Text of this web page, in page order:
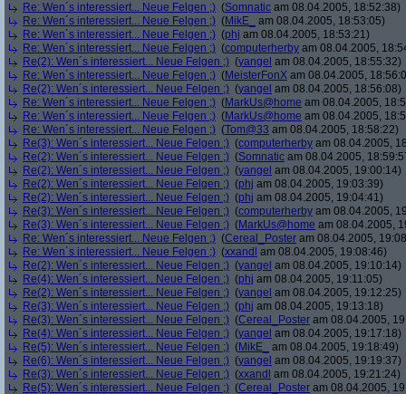
Re: Wen´s interessiert... Neue Felgen ;) (Somnatic am 08.04.2005, 18:52:38)
Re: Wen´s interessiert... Neue Felgen ;) (MikE_
am 08.04.2005, 18:53:05)
Re: Wen´s interessiert... Neue Felgen ;) (phj am 08.04.2005, 18:53:21)
Re: Wen´s interessiert... Neue Felgen ;) (computerherby am 08.04.2005,
Re(2): Wen´s interessiert... Neue Felgen ;) (yangel am 08.04.2005, 18:55:32)
Re: Wen´s interessiert... Neue Felgen ;) (MeisterFonX am 08.04.2005,
Re(2): Wen´s interessiert... Neue Felgen ;) (yangel am 08.04.2005, 18:56:08)
Re: Wen´s interessiert... Neue Felgen ;) (MarkUs@home am 08.04.2005,
Re: Wen´s interessiert... Neue Felgen ;) (MarkUs@home am 08.04.2005,
Re: Wen´s interessiert... Neue Felgen ;) (Tom@33 am 08.04.2005, 18:58:22)
Re(3): Wen´s interessiert... Neue Felgen ;) (computerherby am 08.04.2005,
Re(2): Wen´s interessiert... Neue Felgen ;) (Somnatic am 08.04.2005,
Re(2): Wen´s interessiert... Neue Felgen ;) (yangel am 08.04.2005, 19:00:14)
Re(2): Wen´s interessiert... Neue Felgen ;) (phj am 08.04.2005, 19:03:39)
Re(2): Wen´s interessiert... Neue Felgen ;) (phj am 08.04.2005, 19:04:41)
Re(3): Wen´s interessiert... Neue Felgen ;) (computerherby am 08.04.2005,
Re(3): Wen´s interessiert... Neue Felgen ;) (MarkUs@home am 08.04.2005,
Re: Wen´s interessiert... Neue Felgen ;) (Cereal_Poster am 08.04.2005,
Re: Wen´s interessiert... Neue Felgen ;) (xxandl am 08.04.2005, 19:08:46)
Re(2): Wen´s interessiert... Neue Felgen ;) (yangel am 08.04.2005, 19:10:14)
Re(4): Wen´s interessiert... Neue Felgen ;) (phj am 08.04.2005, 19:11:05)
Re(2): Wen´s interessiert... Neue Felgen ;) (yangel am 08.04.2005, 19:12:25)
Re(3): Wen´s interessiert... Neue Felgen ;) (phj am 08.04.2005, 19:13:18)
Re(3): Wen´s interessiert... Neue Felgen ;) (Cereal_Poster am 08.04.2005,
Re(4): Wen´s interessiert... Neue Felgen ;) (yangel am 08.04.2005, 19:17:18)
Re(5): Wen´s interessiert... Neue Felgen ;) (MikE_
am 08.04.2005, 19:18:49)
Re(6): Wen´s interessiert... Neue Felgen ;) (yangel am 08.04.2005, 19:19:37)
Re(3): Wen´s interessiert... Neue Felgen ;) (xxandl am 08.04.2005, 19:21:24)
Re(5): Wen´s interessiert... Neue Felgen ;) (Cereal_Poster am 08.04.2005,